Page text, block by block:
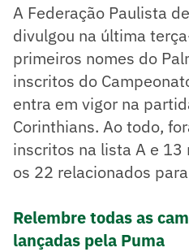
A Federação Paulista
divulgou na última
primeiros nomes do
inscritos do
entra em vigor na
Corinthians. Ao todo,
inscritos na lista A e
os 22 relacionados
Relembre todas as
lançadas pela Puma